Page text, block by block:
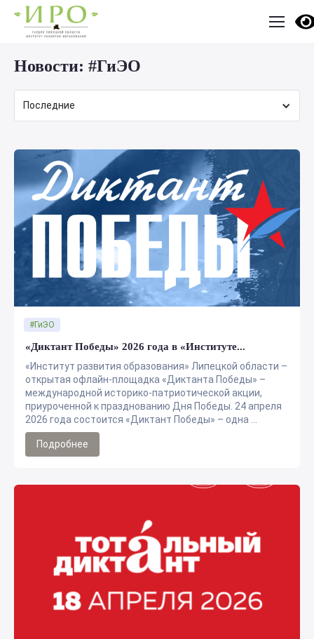
Новости: #ГиЭО
Последние
«Диктант Победы» 2026 года в «Институте...
«Институт развития образования» Липецкой области –
открытая офлайн-площадка «Диктанта Победы» –
международной историко-патриотической акции,
приуроченной к празднованию Дня Победы. 24 апреля
2026 года состоится «Диктант Победы» – одна ...
#ГиЭО
Подробнее